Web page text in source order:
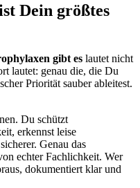
Dein größtes
gibt es lautet nicht
lautet: genau die, die Du
Priorität sauber ableitest.
Du schützt
erkennst leise
Genau das
echter Fachlichkeit. Wer
dokumentiert klar und